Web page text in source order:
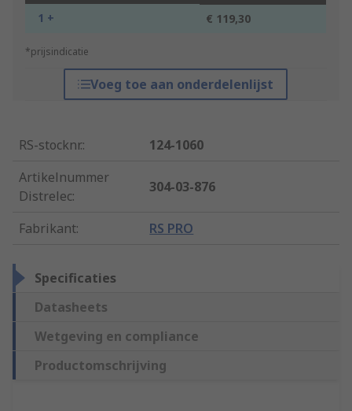
1 + € 119,30
*prijsindicatie
Voeg toe aan onderdelenlijst
RS-stocknr.:
124-1060
Artikelnummer
Distrelec:
304-03-876
Fabrikant: RS PRO
Specificaties
Datasheets
Wetgeving en compliance
Productomschrijving